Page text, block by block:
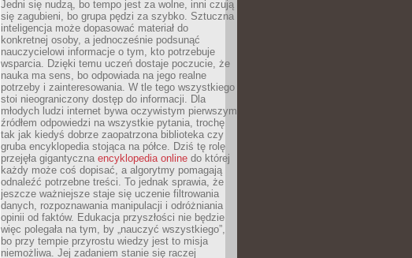
Jedni się nudzą, bo tempo jest za wolne, inni czują
się zagubieni, bo grupa pędzi za szybko. Sztuczna
inteligencja może dopasować materiał do
konkretnej osoby, a jednocześnie podsunąć
nauczycielowi informacje o tym, kto potrzebuje
wsparcia. Dzięki temu uczeń dostaje poczucie, że
nauka ma sens, bo odpowiada na jego realne
potrzeby i zainteresowania. W tle tego wszystkiego
stoi nieograniczony dostęp do informacji. Dla
młodych ludzi internet bywa oczywistym pierwszym
źródłem odpowiedzi na wszystkie pytania, trochę
tak jak kiedyś dobrze zaopatrzona biblioteka czy
gruba encyklopedia stojąca na półce. Dziś tę rolę
przejęła gigantyczna encyklopedia online do której
każdy może coś dopisać, a algorytmy pomagają
odnaleźć potrzebne treści. To jednak sprawia, że
jeszcze ważniejsze staje się uczenie filtrowania
danych, rozpoznawania manipulacji i odróżniania
opinii od faktów. Edukacja przyszłości nie będzie
więc polegała na tym, by „nauczyć wszystkiego”,
bo przy tempie przyrostu wiedzy jest to misja
niemożliwa. Jej zadaniem stanie się raczej